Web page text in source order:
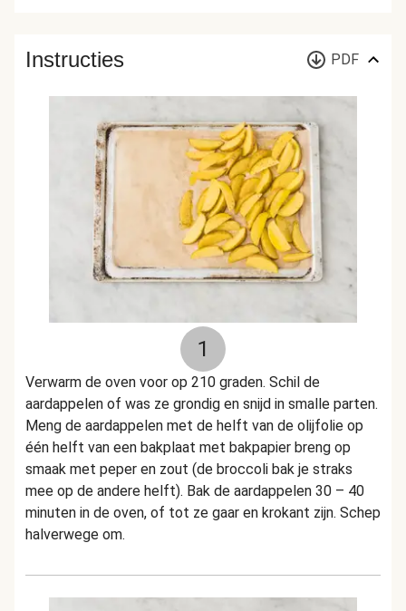
Instructies PDF
1
Verwarm de oven voor op 210 graden. Schil de
aardappelen of was ze grondig en snijd in smalle parten.
Meng de aardappelen met de helft van de olijfolie op
één helft van een bakplaat met bakpapier breng op
smaak met peper en zout (de broccoli bak je straks
mee op de andere helft). Bak de aardappelen 30 – 40
minuten in de oven, of tot ze gaar en krokant zijn. Schep
halverwege om.